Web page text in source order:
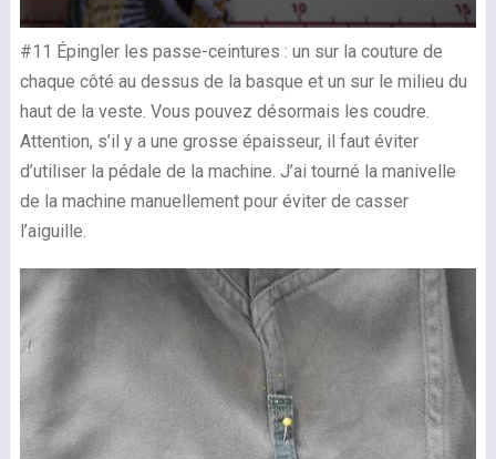
#11 Épingler les passe-ceintures : un sur la couture de
chaque côté au dessus de la basque et un sur le milieu du
haut de la veste. Vous pouvez désormais les coudre.
Attention, s’il y a une grosse épaisseur, il faut éviter
d’utiliser la pédale de la machine. J’ai tourné la manivelle
de la machine manuellement pour éviter de casser
l’aiguille.